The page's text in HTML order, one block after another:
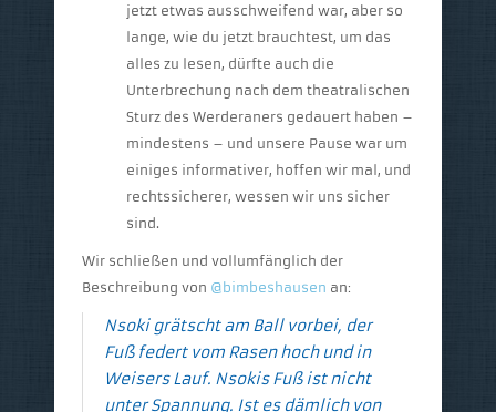
jetzt etwas ausschweifend war, aber so
lange, wie du jetzt brauchtest, um das
alles zu lesen, dürfte auch die
Unterbrechung nach dem theatralischen
Sturz des Werderaners gedauert haben –
mindestens – und unsere Pause war um
einiges informativer, hoffen wir mal, und
rechtssicherer, wessen wir uns sicher
sind.
Wir schließen und vollumfänglich der
Beschreibung von @bimbeshausen an:
Nsoki grätscht am Ball vorbei, der
Fuß federt vom Rasen hoch und in
Weisers Lauf. Nsokis Fuß ist nicht
unter Spannung. Ist es dämlich von